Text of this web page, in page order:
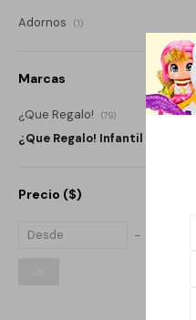
Adornos (1)
Marcas
¿Que Regalo! (79)
¿Que Regalo! Infantil
Precio ($)